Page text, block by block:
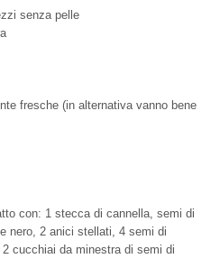
senza pelle
fresche (in alternativa vanno bene
con: 1 stecca di cannella, semi di
nero, 2 anici stellati, 4 semi di
cucchiai da minestra di semi di